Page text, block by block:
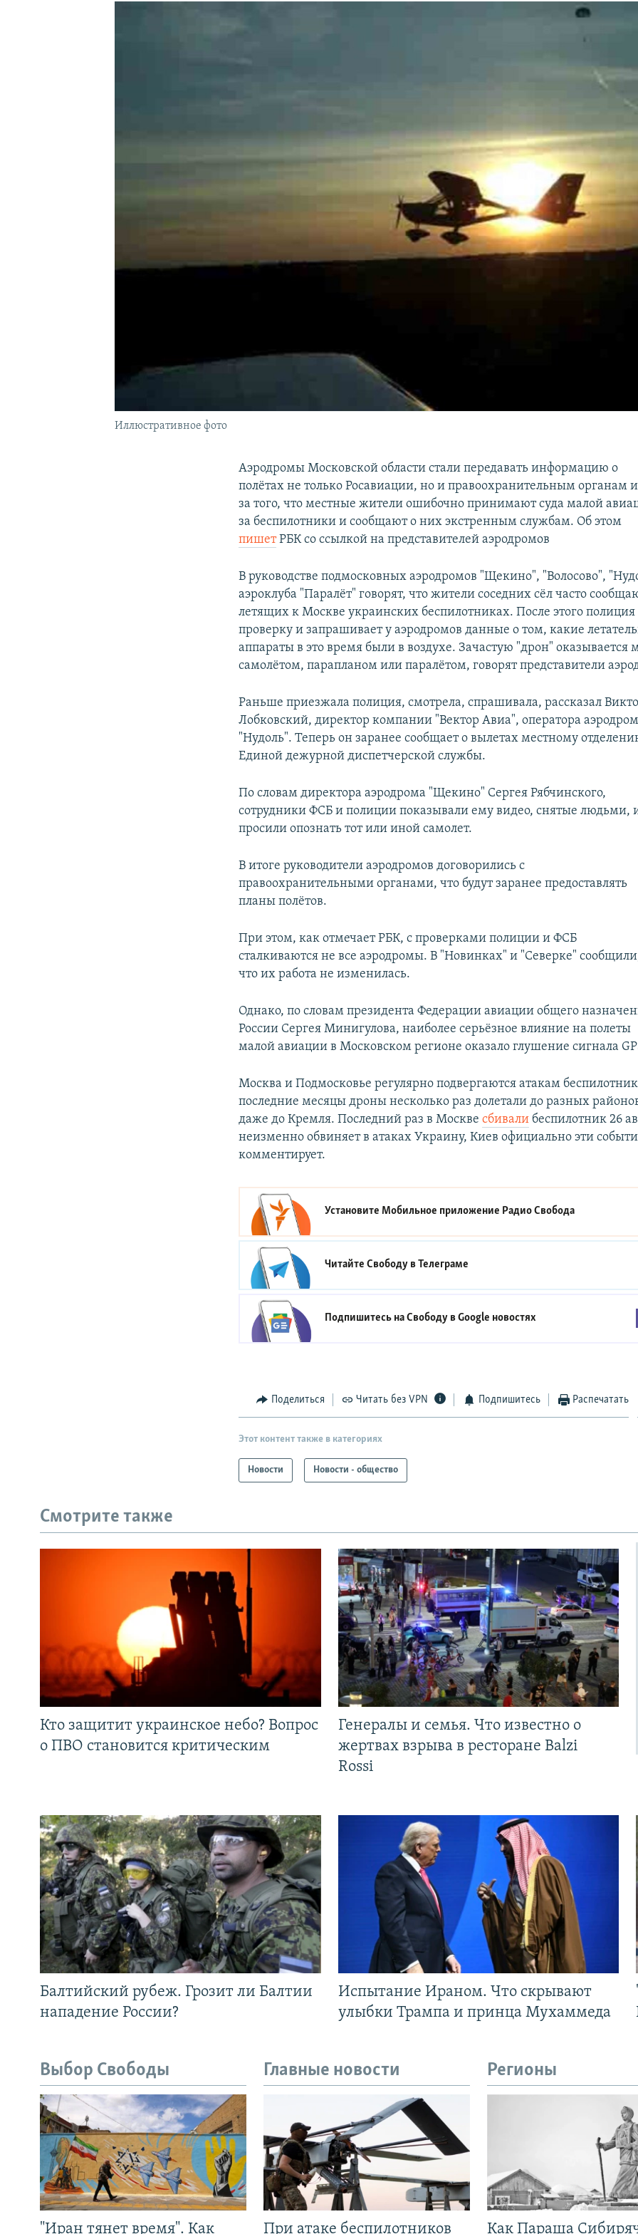
Иллюстративное фото
Аэродромы Московской области стали передавать информацию о
полётах не только Росавиации, но и правоохранительным органам
за того, что местные жители ошибочно принимают суда малой
за беспилотники и сообщают о них экстренным службам. Об этом
пишетРБК со ссылкой на представителей аэродромов
В руководстве подмосковных аэродромов "Щекино", "Волосово",
аэроклуба "Паралёт" говорят, что жители соседних сёл часто
летящих к Москве украинских беспилотниках. После этого
проверку и запрашивает у аэродромов данные о том, какие
аппараты в это время были в воздухе. Зачастую "дрон" оказывается
самолётом, парапланом или паралётом, говорят представители
Раньше приезжала полиция, смотрела, спрашивала, рассказал
Лобковский, директор компании "Вектор Авиа", оператора
"Нудоль". Теперь он заранее сообщает о вылетах местному
Единой дежурной диспетчерской службы.
По словам директора аэродрома "Щекино" Сергея Рябчинского,
сотрудники ФСБ и полиции показывали ему видео, снятые людьми,
просили опознать тот или иной самолет.
В итоге руководители аэродромов договорились с
правоохранительными органами, что будут заранее предоставлять
планы полётов.
При этом, как отмечает РБК, с проверками полиции и ФСБ
сталкиваются не все аэродромы. В "Новинках" и "Северке"
что их работа не изменилась.
Однако, по словам президента Федерации авиации общего
России Сергея Минигулова, наиболее серьёзное влияние на полеты
малой авиации в Московском регионе оказало глушение сигнала
Москва и Подмосковье регулярно подвергаются атакам
последние месяцы дроны несколько раз долетали до разных
даже до Кремля. Последний раз в Москвесбивали беспилотник 26
неизменно обвиняет в атаках Украину, Киев официально эти
комментирует.
Установите Мобильное приложение Радио Свобода
Читайте Свободу вТелеграме
Подпишитесь на Свободу вGoogle новостях
Поделиться Читать без VPN Подпишитесь Распечатать
Этот контент также в категориях
Новости Новости - общество
Смотрите также
Кто защитит украинское небо? Вопрос
о ПВО становится критическим
Генералы и семья. Что известно о
жертвах взрыва в ресторане Balzi
Rossi
Балтийский рубеж. Грозит ли Балтии
нападение России?
Испытание Ираном. Что скрывают
улыбки Трампа и принца Мухаммеда
Выбор Свободы
"Иран тянет время". Как
Главные новости
При атаке беспилотников
Регионы
Как Параша